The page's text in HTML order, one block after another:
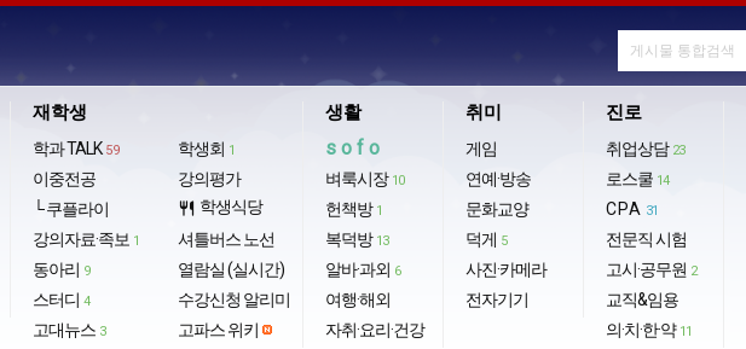
재학생
학과 TALK 59
이중전공
└ 쿠플라이
강의자료·족보 1
동아리 9
스터디 4
고대뉴스 3
학생회 1
강의평가
restaurant 학생식당
셔틀버스 노선
열람실 (실시간)
수강신청 알리미
고파스 위키
생활
sofo
벼룩시장 10
헌책방 1
복덕방 13
알바·과외 6
여행·해외
자취·요리·건강
취미
게임
연예·방송
문화교양
덕게 5
사진·카메라
전자기기
진로
취업상담 23
로스쿨 14
CPA 31
전문직 시험
고시·공무원 2
교직&임용
의·치·한·약 11